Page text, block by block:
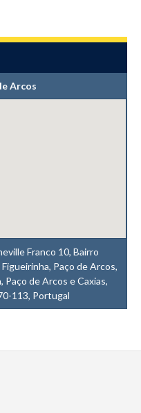
Arcos
Franco 10, Bairro
Paço de Arcos,
Paço de Arcos e Caxias,
113, Portugal